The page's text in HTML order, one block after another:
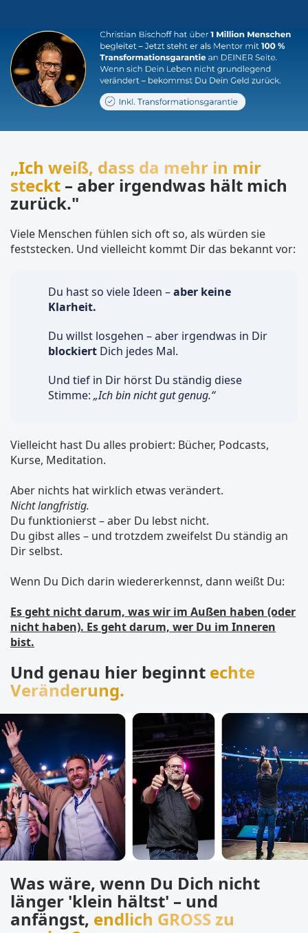
„Ich weiß, dass da mehr in mir
steckt – aber irgendwas hält mich
zurück."
Viele Menschen fühlen sich oft so, als würden sie
feststecken. Und vielleicht kommt Dir das bekannt vor:
Du hast so viele Ideen –aber keine
Klarheit.
Du willst losgehen – aber irgendwas in Dir
blockiert Dich jedes Mal.
Und tief in Dir hörst Du ständig diese
Stimme: „Ich bin nicht gut genug.“
Vielleicht hast Du alles probiert: Bücher, Podcasts,
Kurse, Meditation.
Aber nichts hat wirklich etwas verändert.
Nicht langfristig.
Du funktionierst – aber Du lebst nicht.
Du gibst alles – und trotzdem zweifelst Du ständig an
Dir selbst.
Wenn Du Dich darin wiedererkennst, dann weißt Du:
Es geht nicht darum, was wir im Außen haben (oder
nicht haben). Es geht darum, wer Du im Inneren
bist.
Und genau hier beginnt echte
Veränderung.
Was wäre, wenn Du Dich nicht
länger 'klein hältst' – und
anfängst, endlich GROSS zu